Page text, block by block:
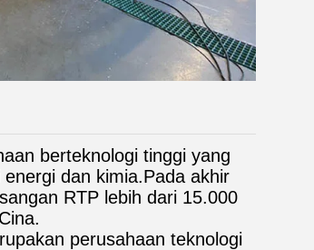
berteknologi tinggi yang
dan kimia.Pada akhir
RTP lebih dari 15.000
perusahaan teknologi